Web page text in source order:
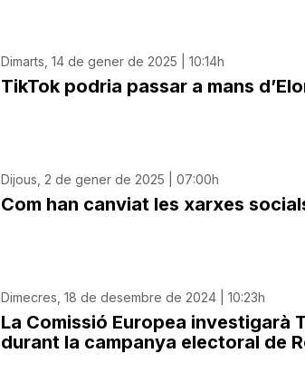
Dimarts, 14 de gener de 2025 | 10:14h
TikTok podria passar a mans
Dijous, 2 de gener de 2025 | 07:00h
Com han canviat les xarxes
Dimecres, 18 de desembre de 2024 | 10:23h
La Comissió Europea investigarà
durant la campanya electoral de